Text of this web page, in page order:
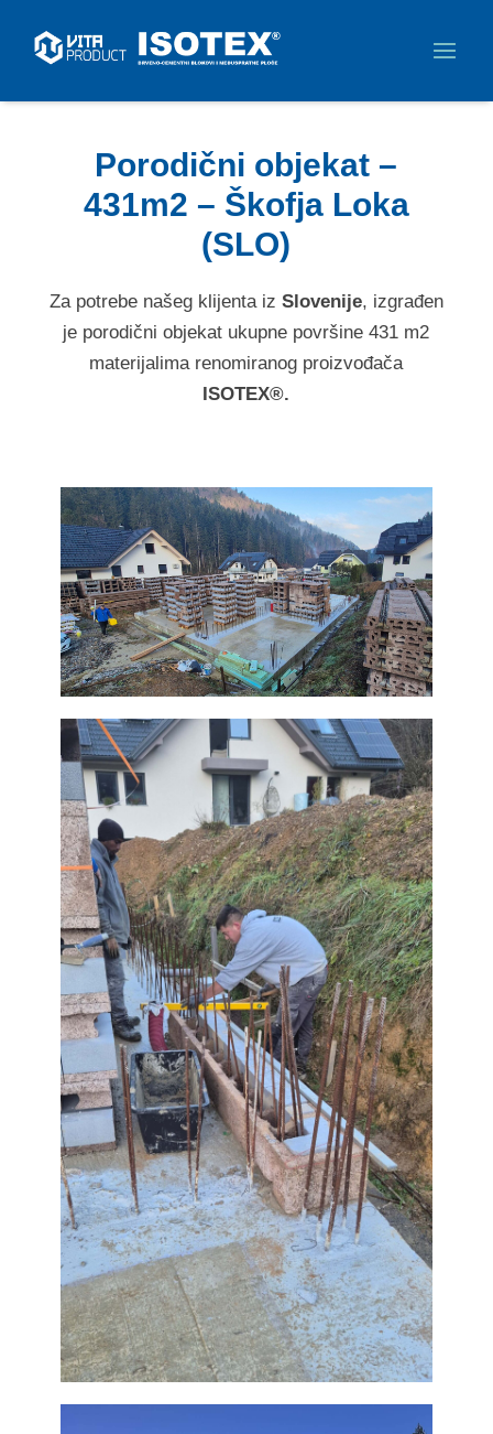
Porodični objekat –
431m2 – Škofja Loka
(SLO)
Za potrebe našeg klijenta iz Slovenije, izgrađen
je porodični objekat ukupne površine 431 m2
materijalima renomiranog proizvođača
ISOTEX®.